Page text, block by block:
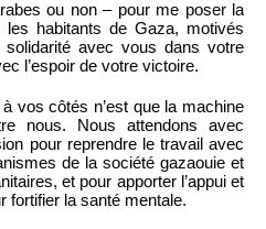
ou non – pour me poser la
habitants de Gaza, motivés
avec vous dans votre
l’espoir de votre victoire.
vos côtés n’est que la machine
nous. Nous attendons avec
pour reprendre le travail avec
de la société gazaouie et
et pour apporter l’appui et
fortifier la santé mentale.